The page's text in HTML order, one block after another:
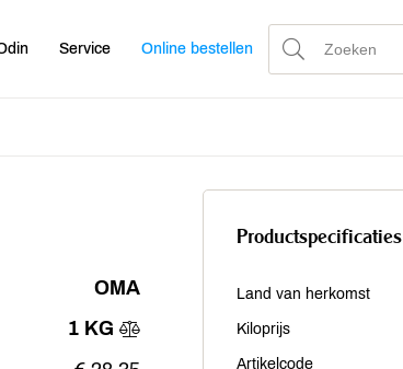
Service Online bestellen
OMA
1 KG
Productspecificaties
Land van herkomst
Kiloprijs
Artikelcode